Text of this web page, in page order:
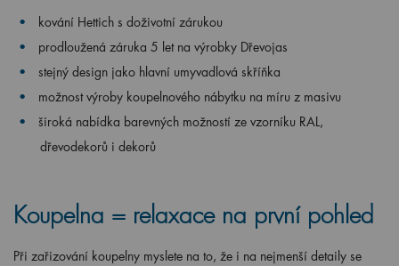
kování Hettich s doživotní zárukou
prodloužená záruka 5 let na výrobky Dřevojas
stejný design jako hlavní umyvadlová skříňka
možnost výroby koupelnového nábytku na míru z masivu
široká nabídka barevných možností ze vzorníku RAL,
dřevodekorů i dekorů
Koupelna = relaxace na první pohled
Při zařizování koupelny myslete na to, že i na nejmenší detaily se